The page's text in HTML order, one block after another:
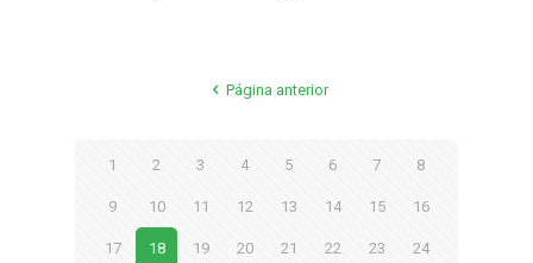
Página anterior
1 2 3 4 5 6 7 8
9 10 11 12 13 14 15 16
17 18 19 20 21 22 23 24